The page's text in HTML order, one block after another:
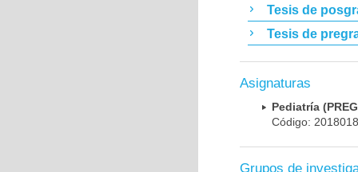
Tesis de
Tesis de
Asignaturas
Pediatría
Código:
Grupos de